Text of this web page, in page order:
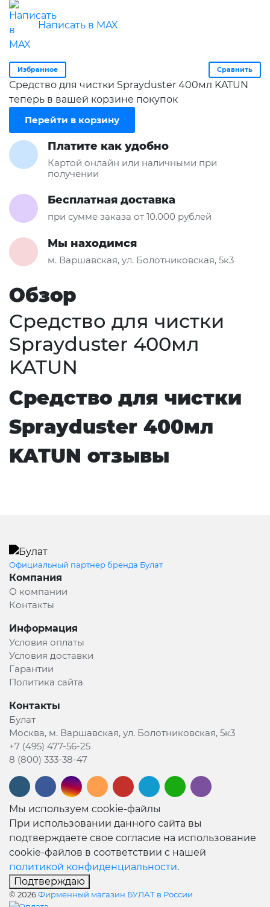
Написать в MAX
Избранное Сравнить
Средство для чистки Sprayduster 400мл KATUN
теперь в вашей корзине покупок
Перейти в корзину
Платите как удобно
Картой онлайн или наличными при
получении
Бесплатная доставка
при сумме заказа от 10.000 рублей
Мы находимся
м. Варшавская, ул. Болотниковская, 5к3
Обзор
Средство для чистки
Sprayduster 400мл
KATUN
Средство для чистки
Sprayduster 400мл
KATUN отзывы
Официальный партнер бренда Булат
Компания
О компании
Контакты
Информация
Условия оплаты
Условия доставки
Гарантии
Политика сайта
Контакты
Булат
Москва, м. Варшавская, ул. Болотниковская, 5к3
+7 (495) 477-56-25
8 (800) 333-38-47
Мы используем cookie-файлы
При использовании данного сайта вы
подтверждаете свое согласие на использование
cookie-файлов в соответствии с нашей
политикой конфиденциальности.
Подтверждаю
© 2026Фирменный магазин БУЛАТ в России